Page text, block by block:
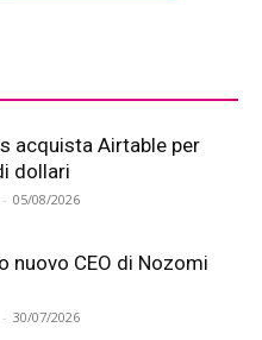
acquista Airtable per
dollari
- 05/08/2026
nuovo CEO di Nozomi
- 30/07/2026